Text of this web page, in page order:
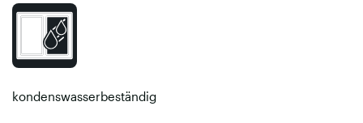
kondenswasserbeständig